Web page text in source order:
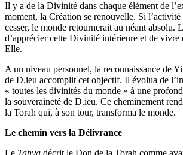
Il y a de la Divinité dans chaque élément de
moment, la Création se renouvelle. Si
cesser, le monde retournerait au néant absolu.
d’apprécier cette Divinité intérieure et de vivre
Elle.
A un niveau personnel, la reconnaissance de
de D.ieu accomplit cet objectif. Il évolua de
« toutes les divinités du monde » à une
la souveraineté de D.ieu. Ce cheminement
la Torah qui, à son tour, transforma le monde.
Le chemin vers la Délivrance